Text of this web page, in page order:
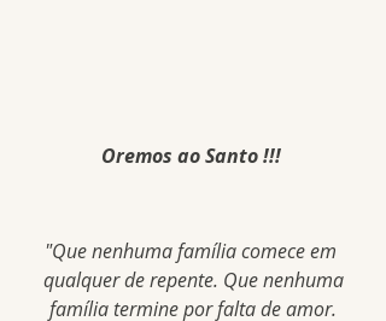
Oremos ao Santo !!!
"Que nenhuma família comece em
qualquer de repente. Que nenhuma
família termine por falta de amor.